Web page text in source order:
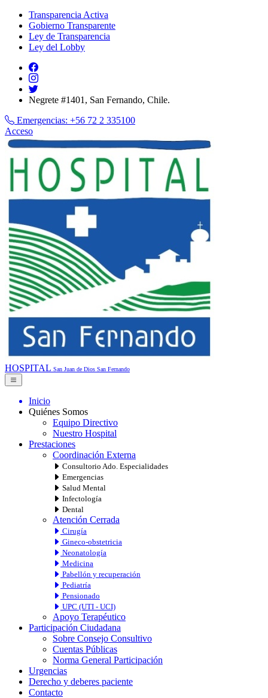
Transparencia Activa
Gobierno Transparente
Ley de Transparencia
Ley del Lobby
Negrete #1401, San Fernando, Chile.
Emergencias: +56 72 2 335100
Acceso
HOSPITAL San Juan de Dios San Fernando
Inicio
Quiénes Somos
Equipo Directivo
Nuestro Hospital
Prestaciones
Coordinación Externa
Consultorio Ado. Especialidades
Emergencias
Salud Mental
Infectología
Dental
Atención Cerrada
Cirugía
Gineco-obstetricia
Neonatología
Medicina
Pabellón y recuperación
Pediatría
Pensionado
UPC (UTI - UCI)
Apoyo Terapéutico
Participación Ciudadana
Sobre Consejo Consultivo
Cuentas Públicas
Norma General Participación
Urgencias
Derecho y deberes paciente
Contacto